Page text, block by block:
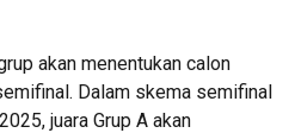
akan menentukan calon
Dalam skema semifinal
juara Grup A akan